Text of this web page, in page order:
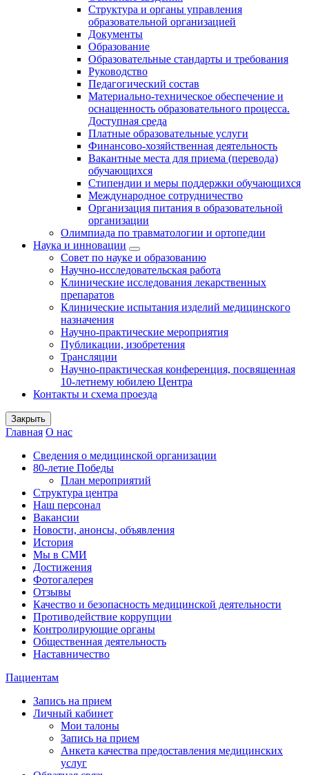
Структура и органы управления
образовательной организацией
Документы
Образование
Образовательные стандарты и требования
Руководство
Педагогический состав
Материально-техническое обеспечение и
оснащенность образовательного процесса.
Доступная среда
Платные образовательные услуги
Финансово-хозяйственная деятельность
Вакантные места для приема (перевода)
обучающихся
Стипендии и меры поддержки обучающихся
Международное сотрудничество
Организация питания в образовательной
организации
Олимпиада по травматологии и ортопедии
Наука и инновации
Совет по науке и образованию
Научно-исследовательская работа
Клинические исследования лекарственных
препаратов
Клинические испытания изделий медицинского
назначения
Научно-практические мероприятия
Публикации, изобретения
Трансляции
Научно-практическая конференция, посвященная
10-летнему юбилею Центра
Контакты и схема проезда
Закрыть
Главная О нас
Сведения о медицинской организации
80-летие Победы
План мероприятий
Структура центра
Наш персонал
Вакансии
Новости, анонсы, объявления
История
Мы в СМИ
Достижения
Фотогалерея
Отзывы
Качество и безопасность медицинской деятельности
Противодействие коррупции
Контролирующие органы
Общественная деятельность
Наставничество
Пациентам
Запись на прием
Личный кабинет
Мои талоны
Запись на прием
Анкета качества предоставления медицинских
услуг